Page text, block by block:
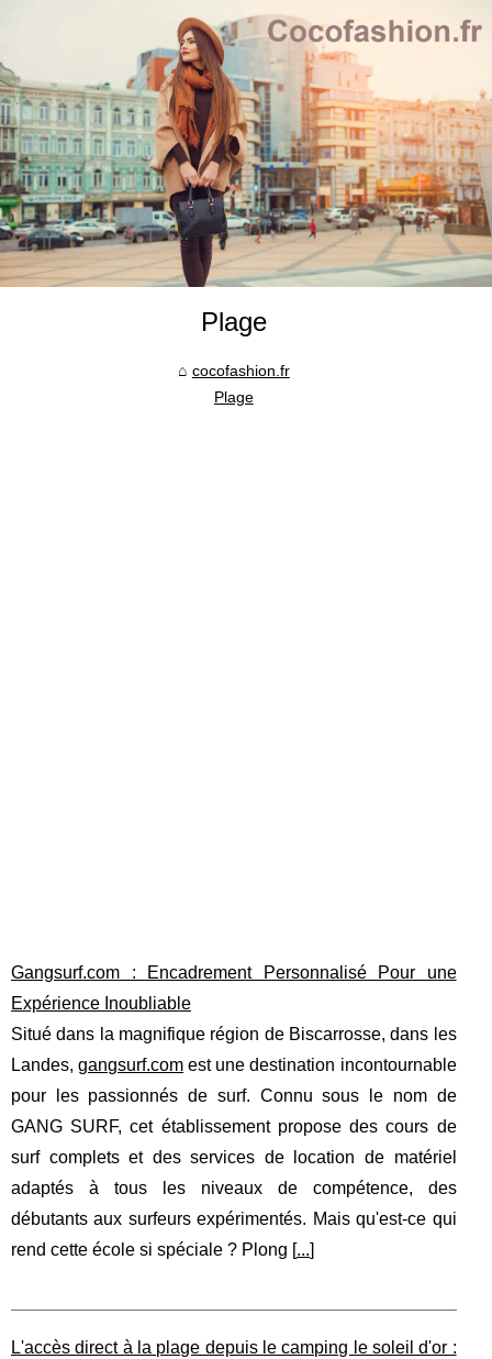
Plage
cocofashion.fr
Plage
Gangsurf.com : Encadrement Personnalisé Pour une
Expérience Inoubliable
Situé dans la magnifique région de Biscarrosse, dans les
Landes,gangsurf.com est une destination incontournable
pour les passionnés de surf. Connu sous le nom de
GANG SURF, cet établissement propose des cours de
surf complets et des services de location de matériel
adaptés à tous les niveaux de compétence, des
débutants aux surfeurs expérimentés. Mais qu'est-ce qui
rend cette école si spéciale ? Plong [...]
L'accès direct à la plage depuis le camping le soleil d'or :